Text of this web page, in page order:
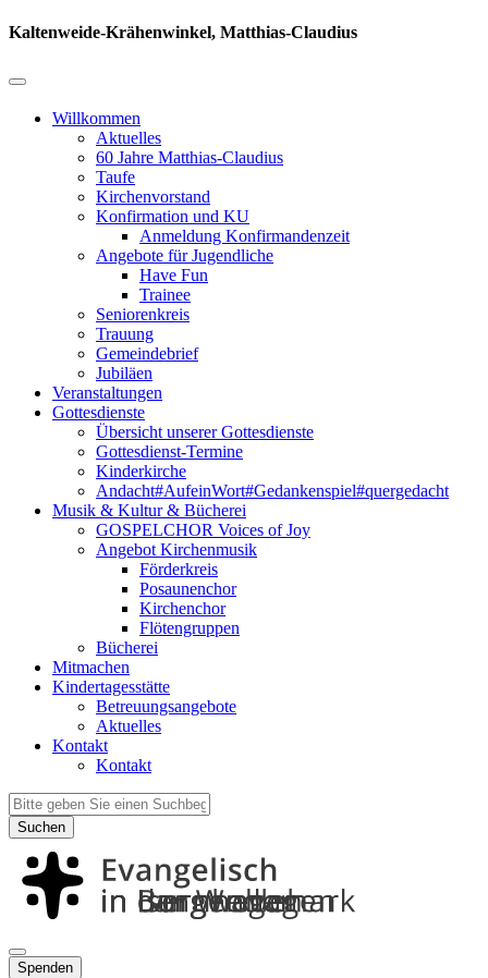
Kaltenweide-Krähenwinkel, Matthias-Claudius
Willkommen
Aktuelles
60 Jahre Matthias-Claudius
Taufe
Kirchenvorstand
Konfirmation und KU
Anmeldung Konfirmandenzeit
Angebote für Jugendliche
Have Fun
Trainee
Seniorenkreis
Trauung
Gemeindebrief
Jubiläen
Veranstaltungen
Gottesdienste
Übersicht unserer Gottesdienste
Gottesdienst-Termine
Kinderkirche
Andacht#AufeinWort#Gedankenspiel#quergedacht
Musik & Kultur & Bücherei
GOSPELCHOR Voices of Joy
Angebot Kirchenmusik
Förderkreis
Posaunenchor
Kirchenchor
Flötengruppen
Bücherei
Mitmachen
Kindertagesstätte
Betreuungsangebote
Aktuelles
Kontakt
Kontakt
Suchen
Spenden